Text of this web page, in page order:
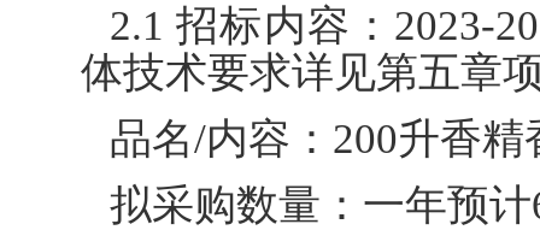
2.1 招标内容：2023-
体技术要求详见第五章
品名/内容：200升香精
拟采购数量：一年预